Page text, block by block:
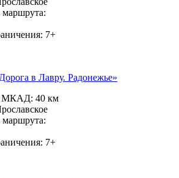
7+
в Лавру. Радонежье»
МКАД: 40 км
7+